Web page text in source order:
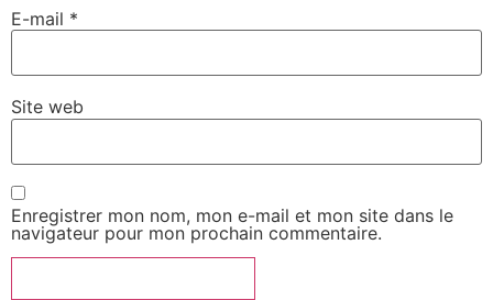
E-mail *
Site web
Enregistrer mon nom, mon e-mail et mon site dans le
navigateur pour mon prochain commentaire.